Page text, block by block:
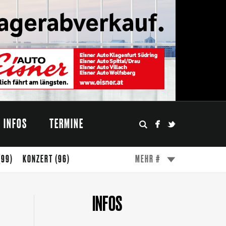
INFOS TERMINE
MEHR #
KONZERT (96)
(27) DESIGN
INFOS